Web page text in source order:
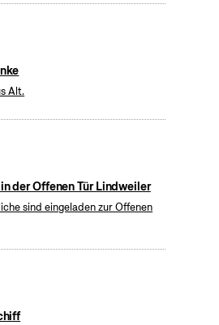
Alt.
der Offenen Tür Lindweiler
sind eingeladen zur Offenen